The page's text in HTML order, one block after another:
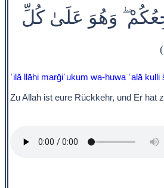
وَهُوَ عَلَىٰ كُلِّ
ʾilă llāhi marǧiʿukum wa-huwa ʿalā kulli
Zu Allah ist eure Rückkehr, und Er hat